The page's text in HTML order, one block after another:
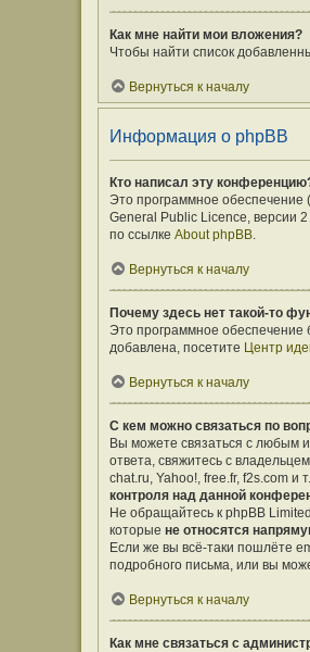
Как мне найти мои вложения?
Чтобы найти список
Вернуться к началу
Информация о phpBB
Кто написал эту
Это программное обеспечение
General Public Licence, версии
по ссылке About phpBB.
Вернуться к началу
Почему здесь нет такой-то
Это программное обеспечение
добавлена, посетите Центр
Вернуться к началу
С кем можно связаться по
Вы можете связаться с любым
ответа, свяжитесь с
chat.ru, Yahoo!, free.fr, f2s.com и
контроля над данной
Не обращайтесь к phpBB
которые не относятся
Если же вы всё-таки пошлёте
подробного письма, или вы
Вернуться к началу
Как мне связаться с